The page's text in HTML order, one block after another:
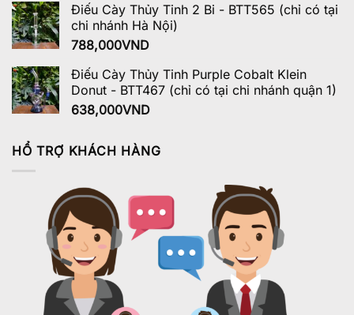
Điếu Cày Thủy Tinh 2 Bi - BTT565 (chỉ có tại
chi nhánh Hà Nội)
788,000VND
Điếu Cày Thủy Tinh Purple Cobalt Klein
Donut - BTT467 (chỉ có tại chi nhánh quận 1)
638,000VND
HỔ TRỢ KHÁCH HÀNG